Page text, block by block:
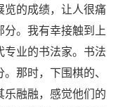
览的成绩，让人很痛
。我有幸接触到上
业的书法家。书法
那时，下围棋的、
融融，感觉他们的